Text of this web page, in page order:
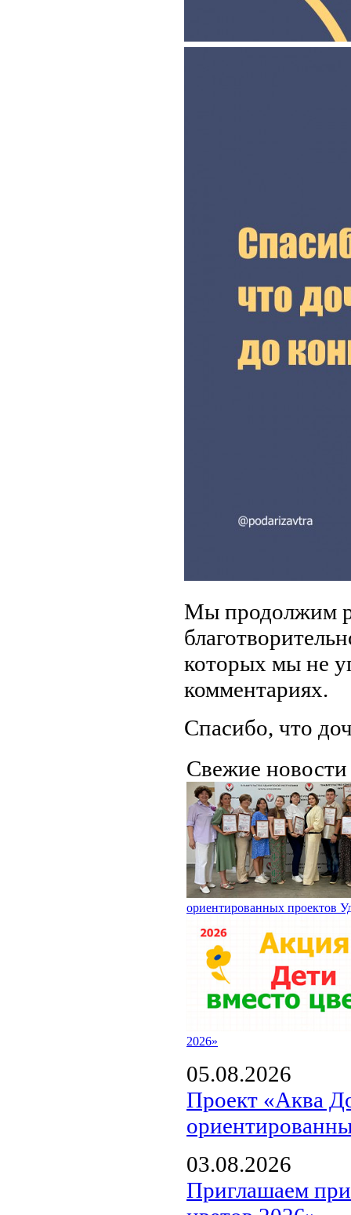
Мы продолжим
которых мы не
комментариях.
Спасибо, что
Свежие
ориентированных проектов
2026»
05.08.2026
Проект «Аква
03.08.2026
Приглашаем